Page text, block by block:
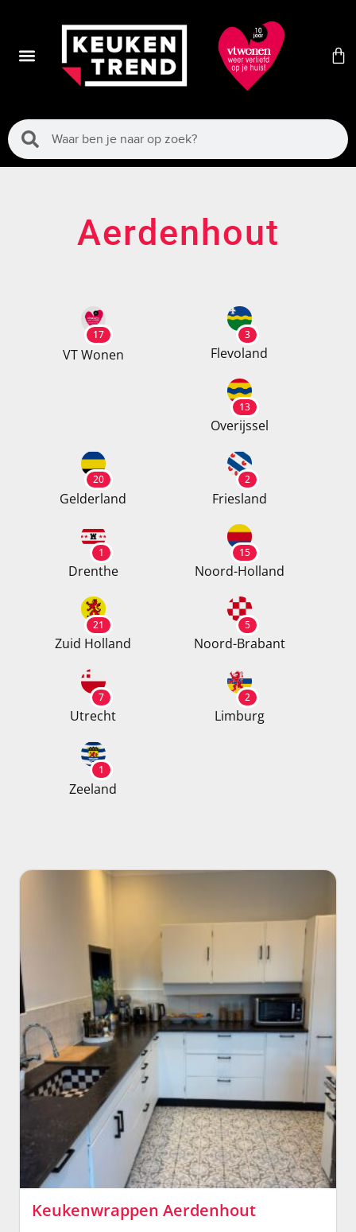
Aerdenhout
17
VT Wonen
3
Flevoland
13
Overijssel
20
Gelderland
2
Friesland
1
Drenthe
15
Noord-Holland
21
Zuid Holland
5
Noord-Brabant
7
Utrecht
2
Limburg
1
Zeeland
Keukenwrappen Aerdenhout